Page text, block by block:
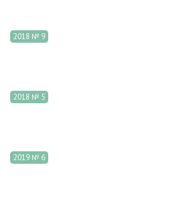
2018 № 9
2018 № 5
2019 № 6